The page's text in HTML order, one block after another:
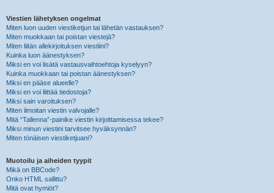
Viestien lähetyksen ongelmat
Miten luon uuden viestiketjun tai lähetän vastauksen?
Miten muokkaan tai poistan viestejä?
Miten liitän allekirjoituksen viestiini?
Kuinka luon äänestyksen?
Miksi en voi lisätä vastausvaihtoehtoja kyselyyn?
Kuinka muokkaan tai poistan äänestyksen?
Miksi en pääse alueelle?
Miksi en voi liittää tiedostoja?
Miksi sain varoituksen?
Miten ilmoitan viestin valvojalle?
Mitä “Tallenna”-painike viestin kirjoittamisessa tekee?
Miksi minun viestini tarvitsee hyväksynnän?
Miten tönäisen viestiketjuani?
Muotoilu ja aiheiden tyypit
Mikä on BBCode?
Onko HTML sallittu?
Mitä ovat hymiöt?